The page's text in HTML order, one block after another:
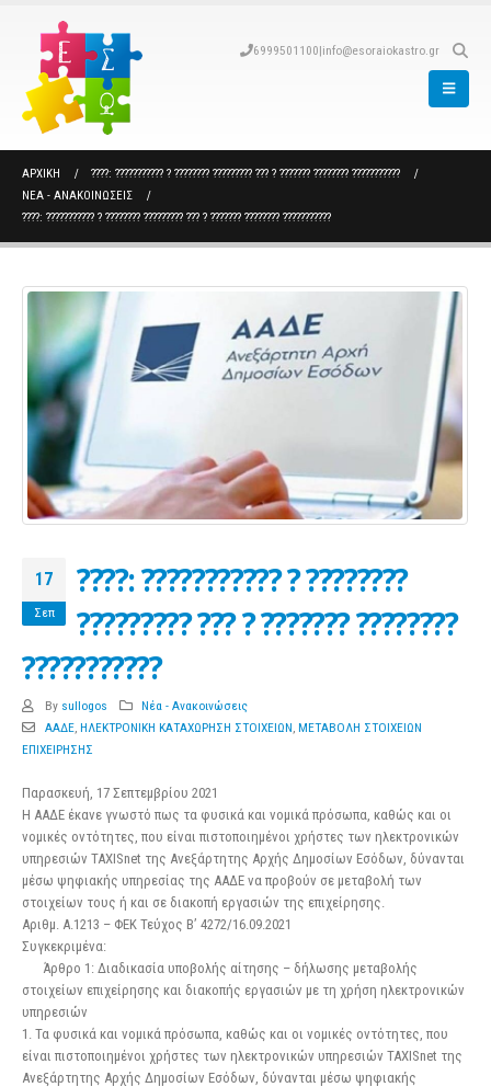
6999501100|info@esoraiokastro.gr
ΑΡΧΙΚΉ
????: ??????????? ? ???????? ????????? ??? ? ??????? ???????? ???????????
ΝΈΑ - ΑΝΑΚΟΙΝΏΣΕΙΣ
????: ??????????? ? ???????? ????????? ??? ? ??????? ???????? ???????????
17
Σεπ
????: ??????????? ? ????????
????????? ??? ? ??????? ????????
???????????
By sullogos
Νέα - Ανακοινώσεις
ΑΑΔΕ, ΗΛΕΚΤΡΟΝΙΚΗ ΚΑΤΑΧΩΡΗΣΗ ΣΤΟΙΧΕΙΩΝ ΜΕΤΑΒΟΛΗ ΣΤΟΙΧΕΙΩΝ
ΕΠΙΧΕΙΡΗΣΗΣ
Παρασκευή, 17 Σεπτεμβρίου 2021
Η ΑΑΔΕ έκανε γνωστό πως τα φυσικά και νομικά πρόσωπα, καθώς και οι
νομικές οντότητες, που είναι πιστοποιημένοι χρήστες των ηλεκτρονικών
υπηρεσιών TAXISnet της Ανεξάρτητης Αρχής Δημοσίων Εσόδων, δύνανται
μέσω ψηφιακής υπηρεσίας της ΑΑΔΕ να προβούν σε μεταβολή των
στοιχείων τους ή και σε διακοπή εργασιών της επιχείρησης.
Αριθμ. Α.1213 – ΦΕΚ Τεύχος B’ 4272/16.09.2021
Συγκεκριμένα:
Άρθρο 1: Διαδικασία υποβολής αίτησης – δήλωσης μεταβολής
στοιχείων επιχείρησης και διακοπής εργασιών με τη χρήση ηλεκτρονικών
υπηρεσιών
1. Τα φυσικά και νομικά πρόσωπα, καθώς και οι νομικές οντότητες, που
είναι πιστοποιημένοι χρήστες των ηλεκτρονικών υπηρεσιών TAXISnet της
Ανεξάρτητης Αρχής Δημοσίων Εσόδων, δύνανται μέσω ψηφιακής